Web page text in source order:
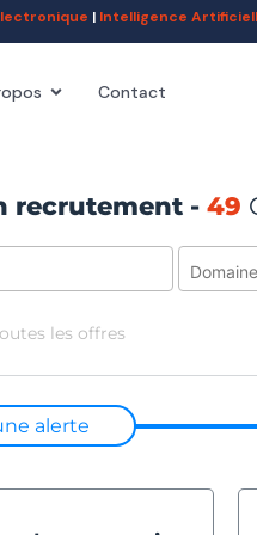
| Intelligence
Contact
recrutement - 49
les offres
alerte